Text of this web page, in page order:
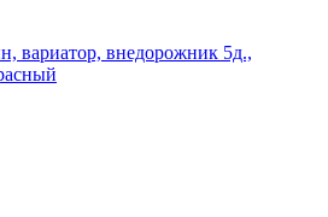
вариатор, внедорожник 5д.,